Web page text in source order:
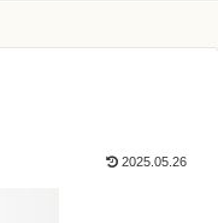
2025.05.26